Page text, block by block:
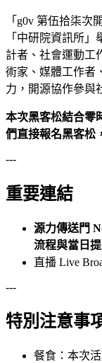
「g0v 第伍拾柒次
「中研院資訊所
計者、社會運動工
術家、媒體工作者
力，開源協作參與
本次黑客松結合零
們直接報名黑客松
---
重要連結
源力傳送門
流程與當日提
直播 Live
---
特別注意事
餐食：本次